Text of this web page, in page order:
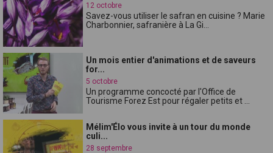
12 octobre
Savez-vous utiliser le safran en cuisine ? Marie
Charbonnier, safranière à La Gi...
Un mois entier d'animations et de saveurs
for...
5 octobre
Un programme concocté par l'Office de
Tourisme Forez Est pour régaler petits et ...
Mélim'Élo vous invite à un tour du monde
culi...
28 septembre